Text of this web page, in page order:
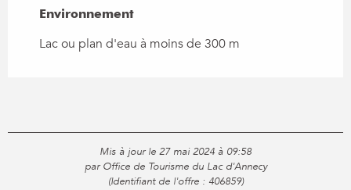
Environnement
Environnement
Lac ou plan d'eau à moins de 300 m
Mis à jour le 27 mai 2024 à 09:58
par Office de Tourisme du Lac d'Annecy
(Identifiant de l'offre : 406859)